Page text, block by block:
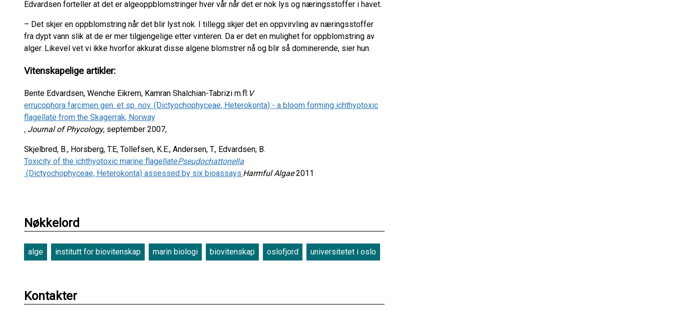
Edvardsen forteller at det er algeoppblomstringer hver vår når det er nok lys og næringsstoffer i havet.
– Det skjer en oppblomstring når det blir lyst nok. I tillegg skjer det en oppvirvling av næringsstoffer
fra dypt vann slik at de er mer tilgjengelige etter vinteren. Da er det en mulighet for oppblomstring av
alger. Likevel vet vi ikke hvorfor akkurat disse algene blomstrer nå og blir så dominerende, sier hun.
Vitenskapelige artikler:
Bente Edvardsen, Wenche Eikrem, Kamran Shalchian-Tabrizi m.fl: V
errucophora farcimen gen. et sp. nov. (Dictyochophyceae, Heterokonta) - a bloom forming ichthyotoxic
flagellate from the Skagerrak, Norway
, Journal of Phycology, september 2007,
Skjelbred, B., Horsberg, T.E, Tollefsen, K.E., Andersen, T., Edvardsen, B.
Toxicity of the ichthyotoxic marine flagellatePseudochattonella
(Dictyochophyceae, Heterokonta) assessed by six bioassays.Harmful Algae2011
Nøkkelord
alge institutt for biovitenskap marin biologi biovitenskap oslofjord universitetet i oslo
Kontakter